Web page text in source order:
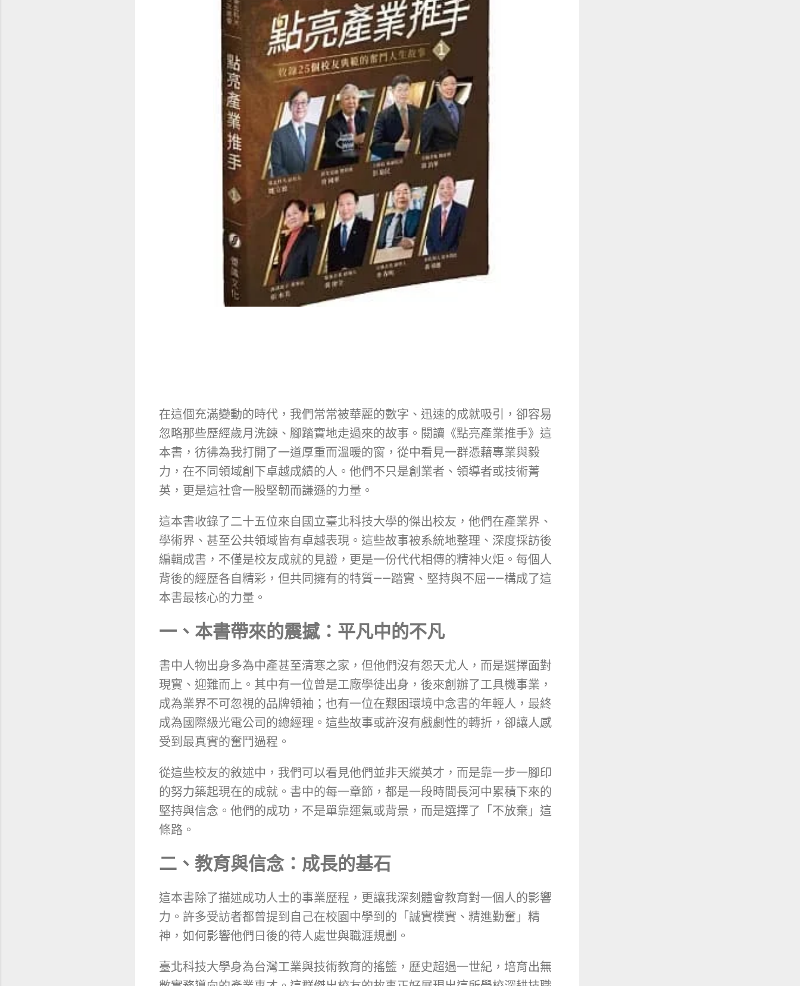
在這個充滿變動的時代，我們常常被華麗的數字、迅速的成就吸引，卻容易
忽略那些歷經歲月洗鍊、腳踏實地走過來的故事。閱讀《點亮產業推手》這
本書，彷彿為我打開了一道厚重而溫暖的窗，從中看見一群憑藉專業與毅
力，在不同領域創下卓越成績的人。他們不只是創業者、領導者或技術菁
英，更是這社會一股堅韌而謙遜的力量。
這本書收錄了二十五位來自國立臺北科技大學的傑出校友，他們在產業界、
學術界、甚至公共領域皆有卓越表現。這些故事被系統地整理、深度採訪後
編輯成書，不僅是校友成就的見證，更是一份代代相傳的精神火炬。每個人
背後的經歷各自精彩，但共同擁有的特質——踏實、堅持與不屈——構成了這
本書最核心的力量。
一、本書帶來的震撼：平凡中的不凡
書中人物出身多為中產甚至清寒之家，但他們沒有怨天尤人，而是選擇面對
現實、迎難而上。其中有一位曾是工廠學徒出身，後來創辦了工具機事業，
成為業界不可忽視的品牌領袖；也有一位在艱困環境中念書的年輕人，最終
成為國際級光電公司的總經理。這些故事或許沒有戲劇性的轉折，卻讓人感
受到最真實的奮鬥過程。
從這些校友的敘述中，我們可以看見他們並非天縱英才，而是靠一步一腳印
的努力築起現在的成就。書中的每一章節，都是一段時間長河中累積下來的
堅持與信念。他們的成功，不是單靠運氣或背景，而是選擇了「不放棄」這
條路。
二、教育與信念：成長的基石
這本書除了描述成功人士的事業歷程，更讓我深刻體會教育對一個人的影響
力。許多受訪者都曾提到自己在校園中學到的「誠實樸實、精進勤奮」精
神，如何影響他們日後的待人處世與職涯規劃。
臺北科技大學身為台灣工業與技術教育的搖籃，歷史超過一世紀，培育出無